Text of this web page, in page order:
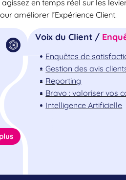
en temps réel sur les
améliorer l’Expérience Client.
Voix du Client /
Enquêtes de
Gestion des avis
Reporting
Bravo : valoriser vos
Intelligence Artificielle